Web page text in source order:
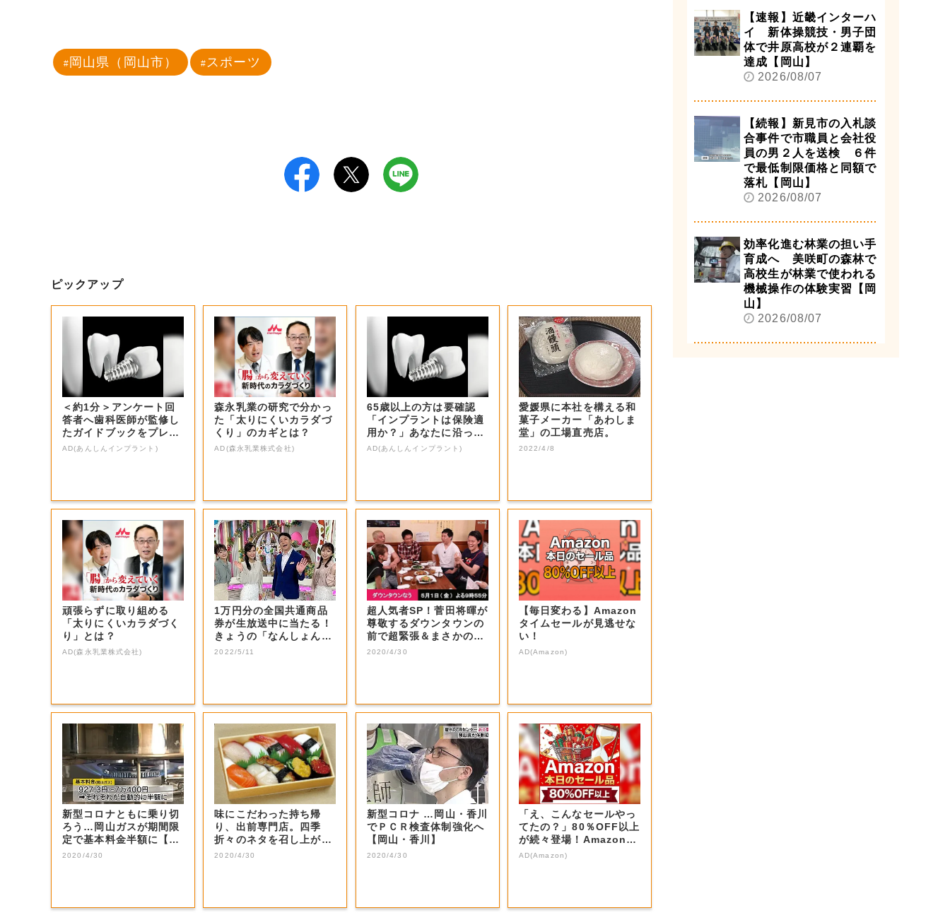
岡山県（岡山市） スポーツ
ピックアップ
＜約1分＞アンケート回
答者へ歯科医師が監修し
たガイドブックをプレゼ
ント。65歳以...
AD(あんしんインプラント)
森永乳業の研究で分かっ
た「太りにくいカラダづ
くり」のカギとは？
AD(森永乳業株式会社)
65歳以上の方は要確認
「インプラントは保険適
用か？」あなたに沿った
治療法や費用を...
AD(あんしんインプラント)
愛媛県に本社を構える和
菓子メーカー「あわしま
堂」の工場直売店。
2022/4/8
頑張らずに取り組める
「太りにくいカラダづく
り」とは？
AD(森永乳業株式会社)
1万円分の全国共通商品
券が生放送中に当たる！
きょうの「なんしょん？
生電話クイズ」...
2022/5/11
超人気者SP！菅田将暉が
尊敬するダウンタウンの
前で超緊張＆まさかの大
号泣！思いを...
2020/4/30
【毎日変わる】Amazon
タイムセールが見逃せな
い！
AD(Amazon)
新型コロナともに乗り切
ろう…岡山ガスが期間限
定で基本料金半額に【岡
山・岡山市】
2020/4/30
味にこだわった持ち帰
り、出前専門店。四季
折々のネタを召し上が
れ。
2020/4/30
新型コロナ …岡山・香川
でＰＣＲ検査体制強化へ
【岡山・香川】
2020/4/30
「え、こんなセールやっ
てたの？」80％OFF以上
が続々登場！Amazonの
本気が...
AD(Amazon)
【速報】近畿インターハ
イ 新体操競技・男子団
体で井原高校が２連覇を
達成【岡山】
2026/08/07
【続報】新見市の入札談
合事件で市職員と会社役
員の男２人を送検 ６件
で最低制限価格と同額で
落札【岡山】
2026/08/07
効率化進む林業の担い手
育成へ 美咲町の森林で
高校生が林業で使われる
機械操作の体験実習【岡
山】
2026/08/07